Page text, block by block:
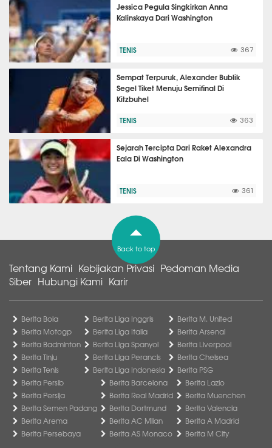
Jessica Pegula Singkirkan Anna
Kalinskaya Dari Washington
TENIS 367
Sempat Terpuruk, Alexander Bublik
Segel Tiket Menuju Semifinal Di
Kitzbuhel
TENIS 363
Sejarah Tercipta Dari Raket Alexandra
Eala Di Washington
TENIS 361
Back to top
Tentang Kami Kebijakan Privasi Pedoman Media
Siber Hubungi Kami Karir
Berita Bola
Berita Motogp
Berita Badminton
Berita Tinju
Berita Tenis
Berita Liga Inggris
Berita Liga Italia
Berita Liga Spanyol
Berita Liga Perancis
Berita Liga Indonesia
Berita M. United
Berita Arsenal
Berita Liverpool
Berita Chelsea
Berita PSG
Berita Persib
Berita Persija
Berita Semen Padang
Berita Arema
Berita Persebaya
Berita Barcelona
Berita Real Madrid
Berita Dortmund
Berita AC Milan
Berita AS Monaco
Berita Lazio
Berita Muenchen
Berita Valencia
Berita A Madrid
Berita M City